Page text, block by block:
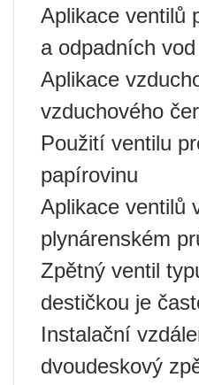
Aplikace ventilů
a odpadních vod
Aplikace
vzduchového
Použití ventilu
papírovinu
Aplikace ventilů
plynárenském
Zpětný ventil
destičkou je
Instalační
dvoudeskový